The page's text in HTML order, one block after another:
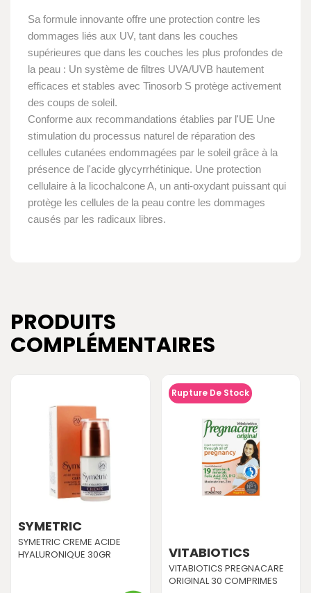
Sa formule innovante offre une protection contre les
dommages liés aux UV, tant dans les couches
supérieures que dans les couches les plus profondes de
la peau : Un système de filtres UVA/UVB hautement
efficaces et stables avec Tinosorb S protège activement
des coups de soleil.
Conforme aux recommandations établies par l'UE Une
stimulation du processus naturel de réparation des
cellules cutanées endommagées par le soleil grâce à la
présence de l'acide glycyrrhétinique. Une protection
cellulaire à la licochalcone A, un anti-oxydant puissant qui
protège les cellules de la peau contre les dommages
causés par les radicaux libres.
PRODUITS
COMPLÉMENTAIRES
SYMETRIC
SYMETRIC CREME ACIDE
HYALURONIQUE 30GR
Rupture De Stock
VITABIOTICS
VITABIOTICS PREGNACARE
ORIGINAL 30 COMPRIMES